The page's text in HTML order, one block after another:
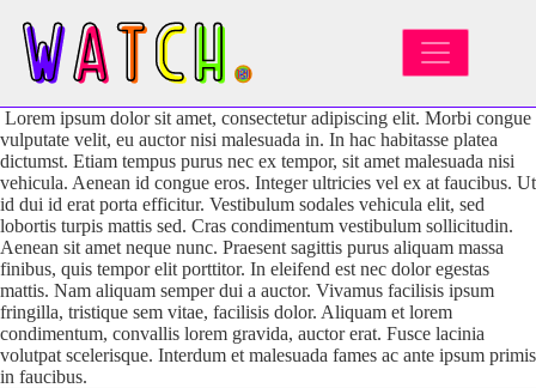
MAIN NAVIGATION
Lorem ipsum dolor sit amet, consectetur adipiscing elit. Morbi congue
vulputate velit, eu auctor nisi malesuada in. In hac habitasse platea
dictumst. Etiam tempus purus nec ex tempor, sit amet malesuada nisi
vehicula. Aenean id congue eros. Integer ultricies vel ex at faucibus. Ut
id dui id erat porta efficitur. Vestibulum sodales vehicula elit, sed
lobortis turpis mattis sed. Cras condimentum vestibulum sollicitudin.
Aenean sit amet neque nunc. Praesent sagittis purus aliquam massa
finibus, quis tempor elit porttitor. In eleifend est nec dolor egestas
mattis. Nam aliquam semper dui a auctor. Vivamus facilisis ipsum
fringilla, tristique sem vitae, facilisis dolor. Aliquam et lorem
condimentum, convallis lorem gravida, auctor erat. Fusce lacinia
volutpat scelerisque. Interdum et malesuada fames ac ante ipsum primis
in faucibus.